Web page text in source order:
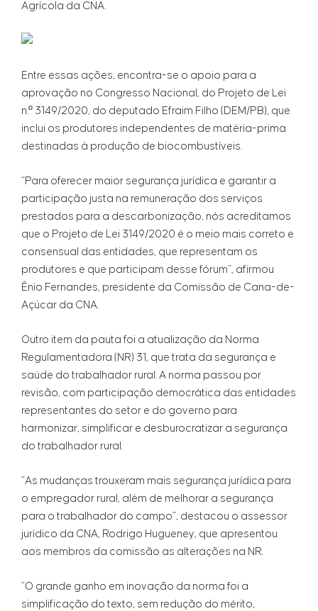
Agrícola da CNA.
Entre essas ações, encontra-se o apoio para a
aprovação no Congresso Nacional, do Projeto de Lei
n.º 3149/2020, do deputado Efraim Filho (DEM/PB), que
inclui os produtores independentes de matéria-prima
destinadas à produção de biocombustíveis.
“Para oferecer maior segurança jurídica e garantir a
participação justa na remuneração dos serviços
prestados para a descarbonização, nós acreditamos
que o Projeto de Lei 3149/2020 é o meio mais correto e
consensual das entidades, que representam os
produtores e que participam desse fórum”, afirmou
Ênio Fernandes, presidente da Comissão de Cana-de-
Açúcar da CNA.
Outro item da pauta foi a atualização da Norma
Regulamentadora (NR) 31, que trata da segurança e
saúde do trabalhador rural. A norma passou por
revisão, com participação democrática das entidades
representantes do setor e do governo para
harmonizar, simplificar e desburocratizar a segurança
do trabalhador rural.
“As mudanças trouxeram mais segurança jurídica para
o empregador rural, além de melhorar a segurança
para o trabalhador do campo”, destacou o assessor
jurídico da CNA, Rodrigo Hugueney, que apresentou
aos membros da comissão as alterações na NR.
“O grande ganho em inovação da norma foi a
simplificação do texto, sem redução do mérito,